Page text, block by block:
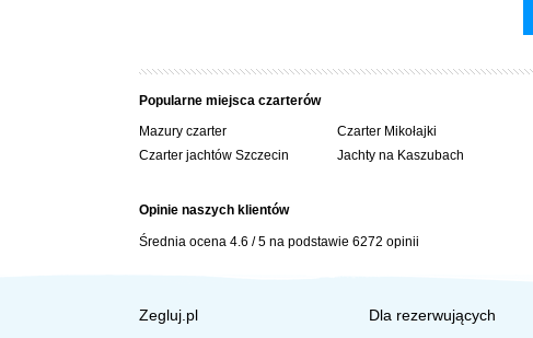
Popularne miejsca czarterów
Mazury czarter
Czarter jachtów Szczecin
Czarter Mikołajki
Jachty na Kaszubach
Opinie naszych klientów
Średnia ocena 4.6 /5 na podstawie 6272 opinii
Zegluj.pl Dla rezerwujących